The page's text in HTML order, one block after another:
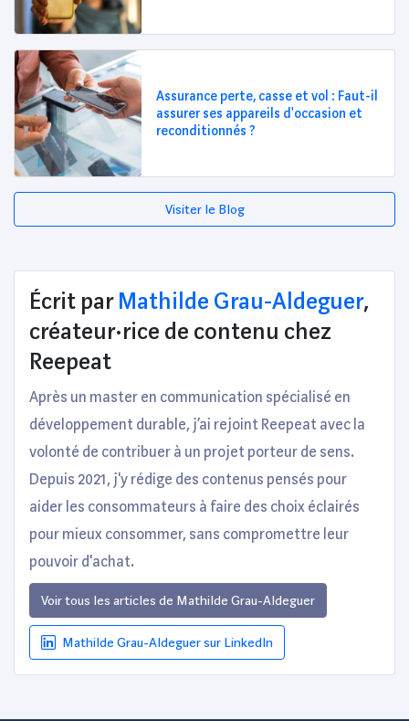
Assurance perte, casse et vol : Faut-il
assurer ses appareils d'occasion et
reconditionnés ?
Visiter le Blog
Écrit par Mathilde Grau-Aldeguer,
créateur·rice de contenu chez
Reepeat
Après un master en communication spécialisé en
développement durable, j’ai rejoint Reepeat avec la
volonté de contribuer à un projet porteur de sens.
Depuis 2021, j'y rédige des contenus pensés pour
aider les consommateurs à faire des choix éclairés
pour mieux consommer, sans compromettre leur
pouvoir d'achat.
Voir tous les articles de Mathilde Grau-Aldeguer
Mathilde Grau-Aldeguer sur LinkedIn